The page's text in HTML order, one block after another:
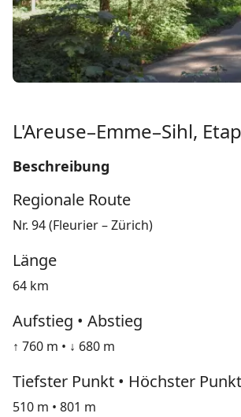
L'Areuse–Emme–Sihl,
Beschreibung
Regionale Route
Nr. 94 (Fleurier – Zürich)
Länge
64 km
Aufstieg • Abstieg
↑ 760 m • ↓ 680 m
Tiefster Punkt • Höchster Punkt
510 m • 801 m